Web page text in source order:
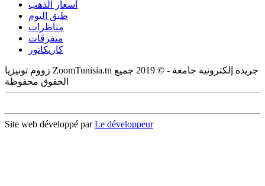
أسعار الذهب
طبق اليوم
مناظرات
متفرقات
كاريكاتور
زووم تونيزيا ZoomTunisia.tn جريدة إلكترونية جامعة - © 2019 جميع
الحقوق محفوظة
Site web développé parLe développeur